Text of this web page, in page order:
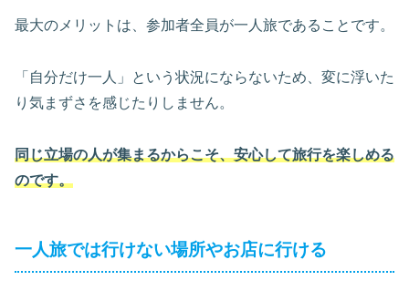
最大のメリットは、参加者全員が一人旅であることです。
「自分だけ一人」という状況にならないため、変に浮いた
り気まずさを感じたりしません。
同じ立場の人が集まるからこそ、安心して旅行を楽しめる
のです。
一人旅では行けない場所やお店に行ける